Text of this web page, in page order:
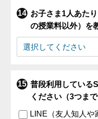
お子さま1人あた
の授業料以外）を
普段利用している
ください（3つまで
LINE（友人知人や